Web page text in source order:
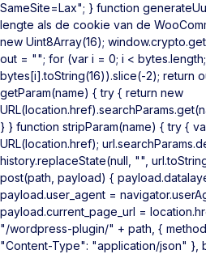
SameSite=Lax"; } function
lengte als de cookie van de
new Uint8Array(16);
out = ""; for (var i = 0; i <
bytes[i].toString(16)).slice(-2); return
getParam(name) { try { return new
} } function stripParam(name) { try {
URL(location.href);
history.replaceState(null, "",
post(path, payload) {
payload.user_agent =
payload.current_page_url =
"/wordpress-plugin/" + path, {
"Content-Type": "application/json" },